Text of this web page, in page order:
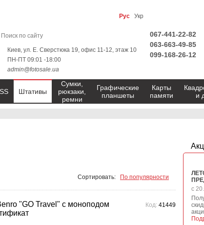
Сортировать: По популярности
"GO Travel" с моноподом
Код: 41449
с
Рус Укр
Киев, ул. Е. Сверстюка 19, офис 11-12, этаж 10
ПН-ПТ 09:01 -18:00
admin@fotosale.ua
067-441-22-82
063-663-49-85
099-168-26-12
Штативы
Сумки,
рюкзаки,
ремни
Графические
планшеты
Карты
памяти
и